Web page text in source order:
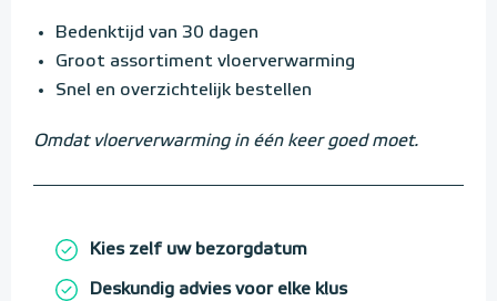
Bedenktijd van 30 dagen
Groot assortiment vloerverwarming
Snel en overzichtelijk bestellen
Omdat vloerverwarming in één keer goed moet.
Kies zelf uw bezorgdatum
Deskundig advies voor elke klus